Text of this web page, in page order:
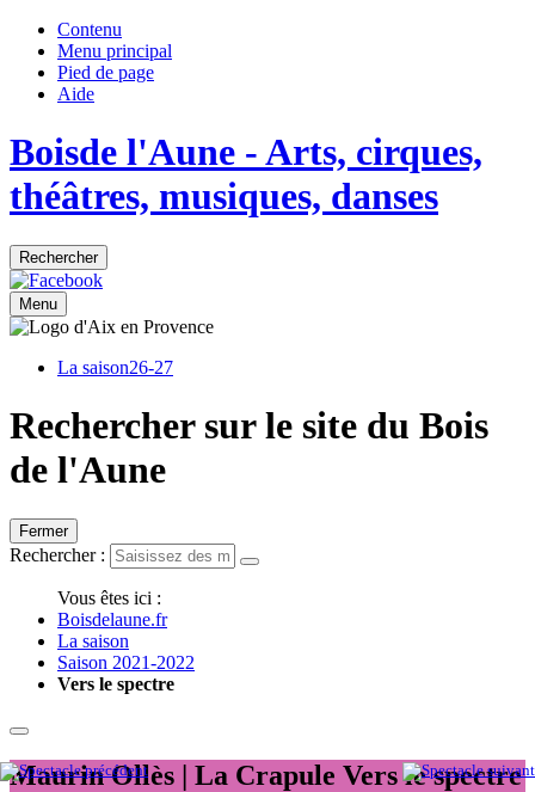
Contenu
Menu principal
Pied de page
Aide
Boisde l'Aune - Arts, cirques,
théâtres, musiques, danses
Rechercher
Menu
La saison26-27
Rechercher sur le site du Bois
de l'Aune
Fermer
Rechercher :
Vous êtes ici :
Boisdelaune.fr
La saison
Saison 2021-2022
Vers le spectre
Maurin Ollès | La Crapule Vers le spectre